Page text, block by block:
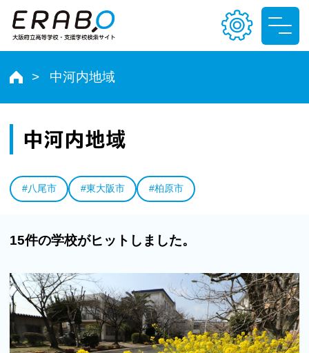
文字サイズ
小 中 大
T T T T
中河内地域
中河内地域
#八尾市 #東大阪市 #柏原市
15件の学校がヒットしました。